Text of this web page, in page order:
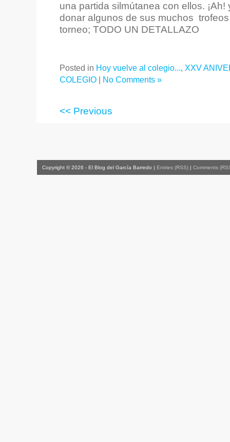
una partida silmútanea con ellos.
donar algunos de sus muchos
torneo; TODO UN DETALLAZO
Posted in Hoy vuelve al colegio..., XXV
COLEGIO| No Comments »
<< Previous
Copyright © 2026 - El Blog del García Barredo | Entries (RSS)| Comments